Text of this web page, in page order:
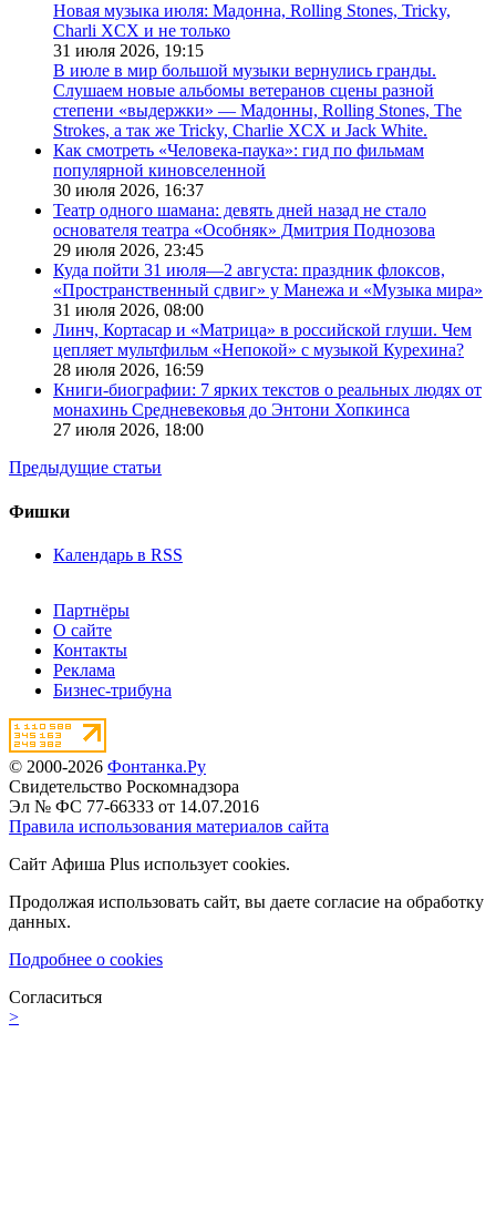
Новая музыка июля: Мадонна, Rolling Stones, Tricky,
Charli XCX и не только
31 июля 2026, 19:15
В июле в мир большой музыки вернулись гранды.
Слушаем новые альбомы ветеранов сцены разной
степени «выдержки» — Мадонны, Rolling Stones, The
Strokes, а так же Tricky, Charlie XCX и Jack White.
Как смотреть «Человека-паука»: гид по фильмам
популярной киновселенной
30 июля 2026, 16:37
Театр одного шамана: девять дней назад не стало
основателя театра «Особняк» Дмитрия Поднозова
29 июля 2026, 23:45
Куда пойти 31 июля—2 августа: праздник флоксов,
«Пространственный сдвиг» у Манежа и «Музыка мира»
31 июля 2026, 08:00
Линч, Кортасар и «Матрица» в российской глуши. Чем
цепляет мультфильм «Непокой» с музыкой Курехина?
28 июля 2026, 16:59
Книги-биографии: 7 ярких текстов о реальных людях от
монахинь Средневековья до Энтони Хопкинса
27 июля 2026, 18:00
Предыдущие статьи
Фишки
Календарь в RSS
Партнёры
О сайте
Контакты
Реклама
Бизнес-трибуна
© 2000-2026 Фонтанка.Ру
Свидетельство Роскомнадзора
Эл № ФС 77-66333 от 14.07.2016
Правила использования материалов сайта
Сайт Афиша Plus использует cookies.
Продолжая использовать сайт, вы даете согласие на обработку
данных.
Подробнее о cookies
Согласиться
>